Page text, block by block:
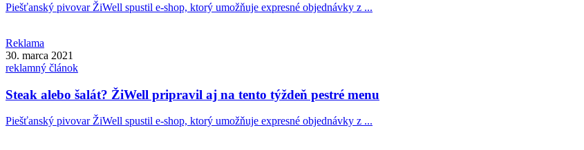
Piešťanský pivovar ŽiWell spustil e-shop, ktorý umožňuje expresné objednávky z ...
Reklama
30. marca 2021
reklamný článok
Steak alebo šalát? ŽiWell pripravil aj na tento týždeň pestré menu
Piešťanský pivovar ŽiWell spustil e-shop, ktorý umožňuje expresné objednávky z ...